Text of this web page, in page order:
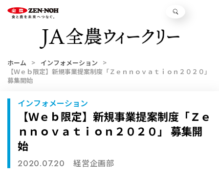
ホーム
インフォメーション
【Ｗｅｂ限定】新規事業提案制度「Ｚｅｎｎｏｖａｔｉｏｎ２０２０」
募集開始
インフォメーション
【Ｗｅｂ限定】新規事業提案制度「Ｚｅ
ｎｎｏｖａｔｉｏｎ２０２０」 募集開
始
2020.07.20 経営企画部